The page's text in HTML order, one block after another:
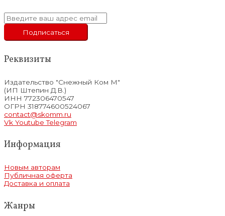
Реквизиты
Издательство "Снежный Ком М"
(ИП Штепин Д.В.)
ИНН 772306470547
ОГРН 318774600524067
contact@skomm.ru
Vk Youtube Telegram
Информация
Новым авторам
Публичная оферта
Доставка и оплата
Жанры